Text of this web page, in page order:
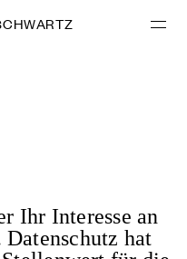
Ihr Interesse an
Datenschutz hat